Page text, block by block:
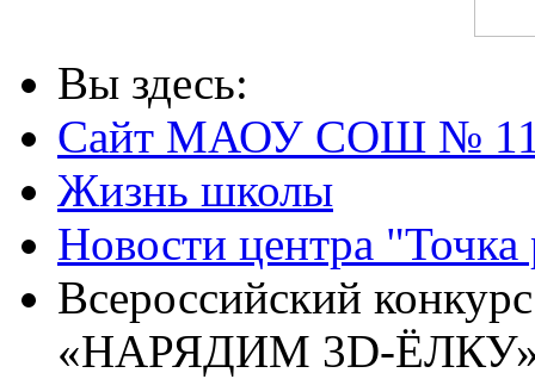
Вы здесь:
Сайт МАОУ СОШ №
Жизнь школы
Новости центра "Точка
Всероссийский
«НАРЯДИМ 3D-